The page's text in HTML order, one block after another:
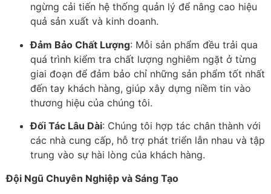
ngừng cải tiến hệ thống quản lý để nâng cao hiệu
quả sản xuất và kinh doanh.
Đảm Bảo Chất Lượng: Mỗi sản phẩm đều trải qua
quá trình kiểm tra chất lượng nghiêm ngặt ở từng
giai đoạn để đảm bảo chỉ những sản phẩm tốt nhất
đến tay khách hàng, giúp xây dựng niềm tin vào
thương hiệu của chúng tôi.
Đối Tác Lâu Dài: Chúng tôi hợp tác chân thành với
các nhà cung cấp, hỗ trợ phát triển lẫn nhau và tập
trung vào sự hài lòng của khách hàng.
Đội Ngũ Chuyên Nghiệp và Sáng Tạo